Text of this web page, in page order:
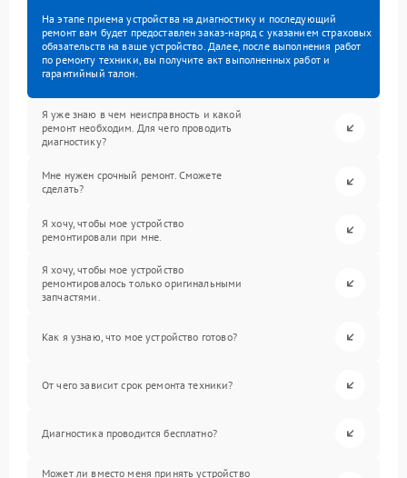
На этапе приема устройства на диагностику и последующий
ремонт вам будет предоставлен заказ-наряд с указанием страховых
обязательств на ваше устройство. Далее, после выполнения работ
по ремонту техники, вы получите акт выполненных работ и
гарантийный талон.
Я уже знаю в чем неисправность и какой
ремонт необходим. Для чего проводить
диагностику?
Мне нужен срочный ремонт. Сможете
сделать?
Я хочу, чтобы мое устройство
ремонтировали при мне.
Я хочу, чтобы мое устройство
ремонтировалось только оригинальными
запчастями.
Как я узнаю, что мое устройство готово?
От чего зависит срок ремонта техники?
Диагностика проводится бесплатно?
Может ли вместо меня принять устройство